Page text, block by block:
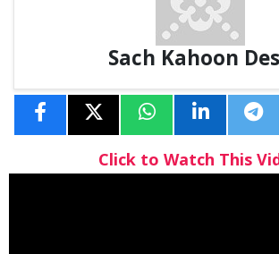
Sach Kahoon
Click to Watch This